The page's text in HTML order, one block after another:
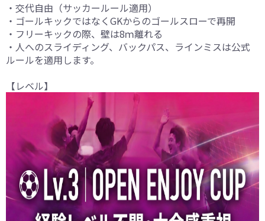
・交代自由（サッカールール適用）
・ゴールキックではなくGKからのゴールスローで再開
・フリーキックの際、壁は8ｍ離れる
・人へのスライディング、バックパス、ラインミスは公式
ルールを適用します。
【レベル】